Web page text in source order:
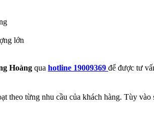
lớn
Hoàng qua hotline 19009369 để được tư
theo từng nhu cầu của khách hàng. Tùy